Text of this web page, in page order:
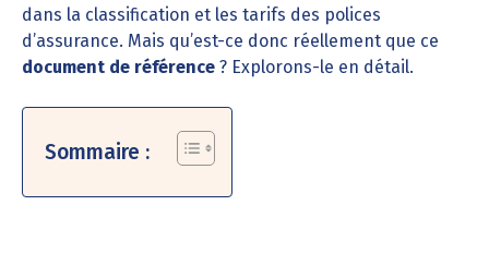
dans la classification et les tarifs des polices
d’assurance. Mais qu’est-ce donc réellement que ce
document de référence ? Explorons-le en détail.
Sommaire :